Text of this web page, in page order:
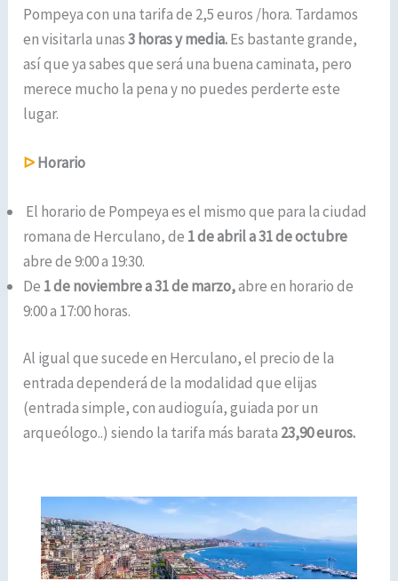
Pompeya con una tarifa de 2,5 euros /hora. Tardamos
en visitarla unas3 horas y media.Es bastante grande,
así que ya sabes que será una buena caminata, pero
merece mucho la pena y no puedes perderte este
lugar.
ᐅHorario
El horario de Pompeya es el mismo que para la ciudad
romana de Herculano, de 1 de abril a 31 de octubre
abre de 9:00 a 19:30.
De 1 de noviembre a 31 de marzo,abre en horario de
9:00 a 17:00 horas.
Al igual que sucede en Herculano, el precio de la
entrada dependerá de la modalidad que elijas
(entrada simple, con audioguía, guiada por un
arqueólogo..) siendo la tarifa más barata 23,90 euros.